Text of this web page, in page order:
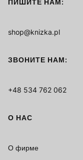
ПИШИТЕ НАМ:
shop@knizka.pl
ЗВОНИТЕ НАМ:
+48 534 762 062
О НАС
О фирме